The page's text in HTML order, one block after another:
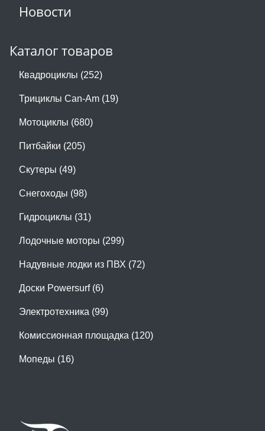
Новости
Каталог товаров
Квадроциклы (252)
Трициклы Can-Am (19)
Мотоциклы (680)
Питбайки (205)
Скутеры (49)
Снегоходы (98)
Гидроциклы (31)
Лодочные моторы (299)
Надувные лодки из ПВХ (72)
Доски Powersurf (6)
Электротехника (99)
Комиссионная площадка (120)
Мопеды (16)